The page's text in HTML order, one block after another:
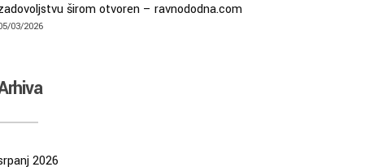
širom otvoren – ravnododna.com
03/2026
2026